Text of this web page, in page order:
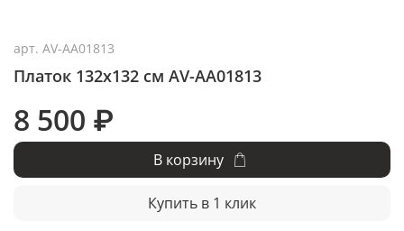
арт. AV-AA01813
Платок 132x132 см AV-AA01813
8 500 ₽
В корзину
Купить в 1 клик